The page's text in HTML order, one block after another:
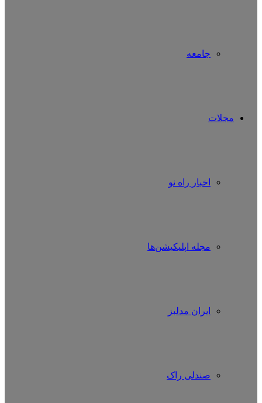
جامعه
مجلات
اخبار راه نو
مجله اپلیکیشن‌ها
ایران مدلبز
صندلی راک